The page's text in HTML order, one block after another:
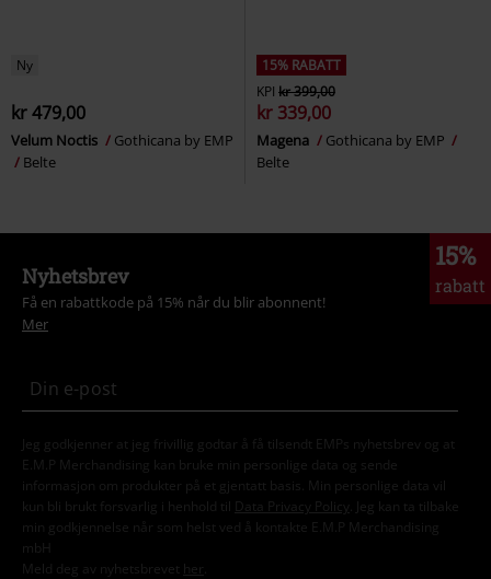
Ny
kr 479,00
Velum Noctis
Gothicana by EMP
Belte
15% RABATT
KPI kr 399,00
kr 339,00
Magena
Gothicana by EMP
Belte
15%
rabatt
Nyhetsbrev
Få en rabattkode på 15% når du blir abonnent!
Mer
Jeg godkjenner at jeg frivillig godtar å få tilsendt EMPs nyhetsbrev og at
E.M.P Merchandising kan bruke min personlige data og sende
informasjon om produkter på et gjentatt basis. Min personlige data vil
kun bli brukt forsvarlig i henhold til
Data Privacy Policy
. Jeg kan ta tilbake
min godkjennelse når som helst ved å kontakte E.M.P Merchandising
mbH
Meld deg av nyhetsbrevet her